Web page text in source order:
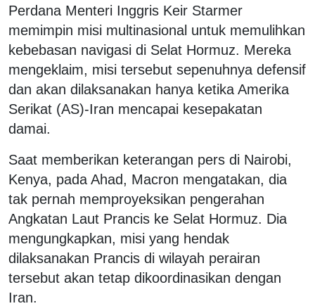
Perdana Menteri Inggris Keir Starmer
memimpin misi multinasional untuk memulihkan
kebebasan navigasi di Selat Hormuz. Mereka
mengeklaim, misi tersebut sepenuhnya defensif
dan akan dilaksanakan hanya ketika Amerika
Serikat (AS)-Iran mencapai kesepakatan
damai.
Saat memberikan keterangan pers di Nairobi,
Kenya, pada Ahad, Macron mengatakan, dia
tak pernah memproyeksikan pengerahan
Angkatan Laut Prancis ke Selat Hormuz. Dia
mengungkapkan, misi yang hendak
dilaksanakan Prancis di wilayah perairan
tersebut akan tetap dikoordinasikan dengan
Iran.